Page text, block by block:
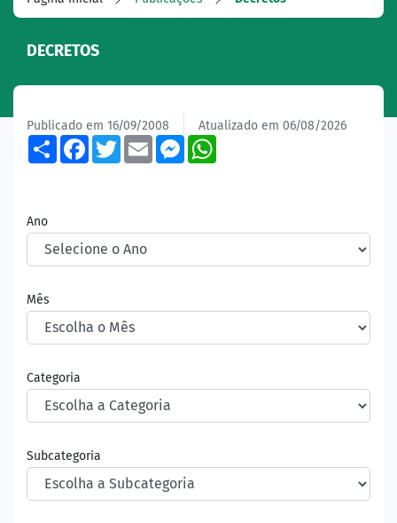
DECRETOS
Publicado em 16/09/2008 Atualizado em 06/08/2026
ShareFacebook
TwitterEmailMessenger
Ano
Mês
Categoria
Subcategoria